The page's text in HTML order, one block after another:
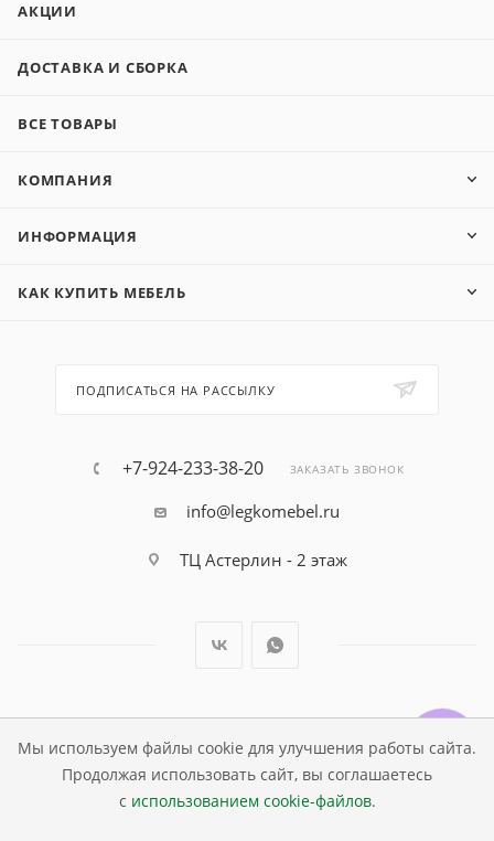
Мы используем файлы cookie для улучшения работы сайта.
Продолжая использовать сайт, вы соглашаетесь
с использованием cookie-файлов.
АКЦИИ
ДОСТАВКА И СБОРКА
ВСЕ ТОВАРЫ
КОМПАНИЯ
ИНФОРМАЦИЯ
КАК КУПИТЬ МЕБЕЛЬ
ПОДПИСАТЬСЯ НА РАССЫЛКУ
+7-924-233-38-20 ЗАКАЗАТЬ ЗВОНОК
info@legkomebel.ru
ТЦ Астерлин - 2 этаж